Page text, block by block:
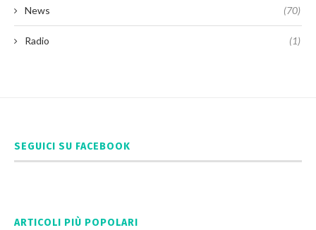
News (70)
Radio (1)
SEGUICI SU FACEBOOK
ARTICOLI PIÙ POPOLARI